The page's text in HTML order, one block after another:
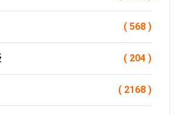
( 568 )
( 204 )
( 2168 )